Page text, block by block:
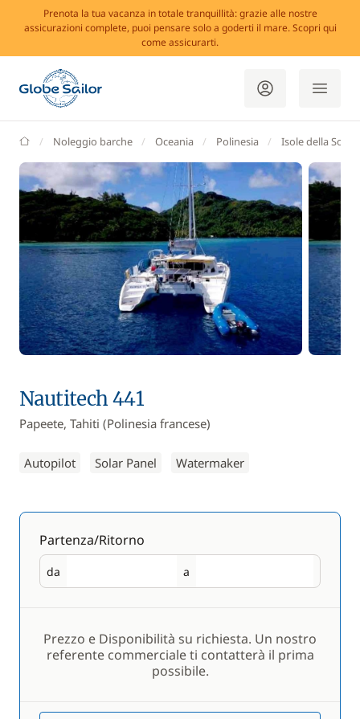
Prenota la tua vacanza in totale tranquillità: grazie alle nostre
assicurazioni complete, puoi pensare solo a goderti il mare. Scopri qui
come assicurarti.
GlobeSailor
Noleggio barche Oceania Polinesia Isole della
Nautitech 441
Papeete, Tahiti (Polinesia francese)
Autopilot Solar Panel Watermaker
Partenza/Ritorno
da
Partenza a
Ritorno
Prezzo e Disponibilità su richiesta. Un nostro
referente commerciale ti contatterà il prima
possibile.